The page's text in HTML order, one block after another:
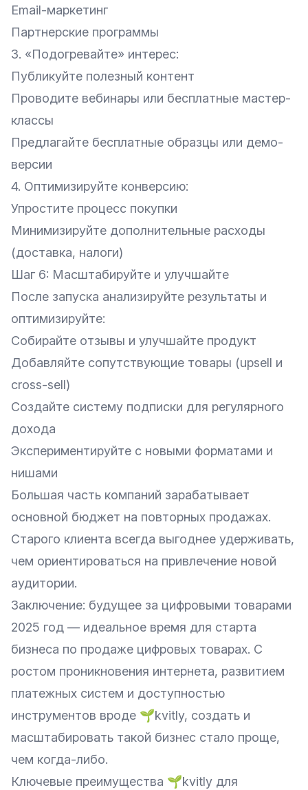
Email-маркетинг
Партнерские программы
3. «Подогревайте‎» интерес:
Публикуйте полезный контент
Проводите вебинары или бесплатные мастер-
классы
Предлагайте бесплатные образцы или демо-
версии
4. Оптимизируйте конверсию:
Упростите процесс покупки
Минимизируйте дополнительные расходы
(доставка, налоги)
Шаг 6: Масштабируйте и улучшайте
После запуска анализируйте результаты и
оптимизируйте:
Собирайте отзывы и улучшайте продукт
Добавляйте сопутствующие товары (upsell и
cross-sell)
Создайте систему подписки для регулярного
дохода
Экспериментируйте с новыми форматами и
нишами
Большая часть компаний зарабатывает
основной бюджет на повторных продажах.
Старого клиента всегда выгоднее удерживать,
чем ориентироваться на привлечение новой
аудитории.
Заключение: будущее за цифровыми товарами
2025 год — идеальное время для старта
бизнеса по продаже цифровых товарах. С
ростом проникновения интернета, развитием
платежных систем и доступностью
инструментов вроде 🌱kvitly, создать и
масштабировать такой бизнес стало проще,
чем когда-либо.
Ключевые преимущества 🌱kvitly для